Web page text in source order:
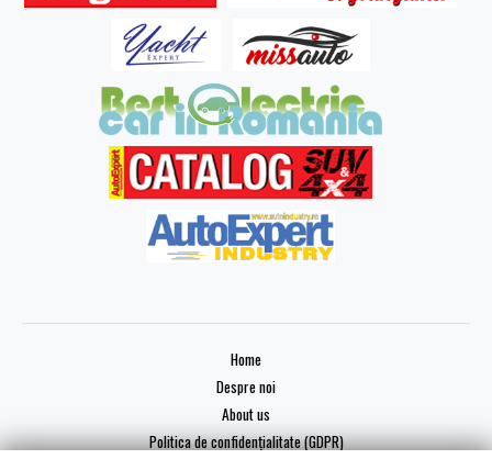
Home
Despre noi
About us
Politica de confidențialitate (GDPR)